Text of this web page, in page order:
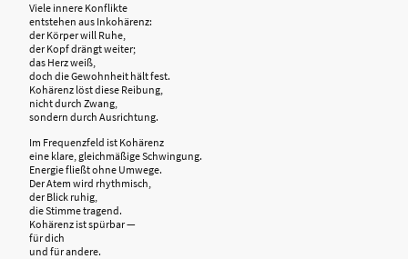
Viele innere Konflikte
entstehen aus Inkohärenz:
der Körper will Ruhe,
der Kopf drängt weiter;
das Herz weiß,
doch die Gewohnheit hält fest.
Kohärenz löst diese Reibung,
nicht durch Zwang,
sondern durch Ausrichtung.
Im Frequenzfeld ist Kohärenz
eine klare, gleichmäßige Schwingung.
Energie fließt ohne Umwege.
Der Atem wird rhythmisch,
der Blick ruhig,
die Stimme tragend.
Kohärenz ist spürbar —
für dich
und für andere.